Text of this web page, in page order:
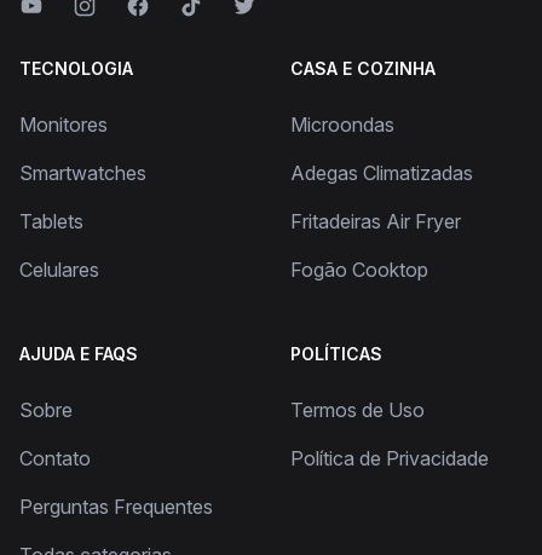
TECNOLOGIA
Monitores
Smartwatches
Tablets
Celulares
CASA E COZINHA
Microondas
Adegas Climatizadas
Fritadeiras Air Fryer
Fogão Cooktop
AJUDA E FAQS
Sobre
Contato
Perguntas Frequentes
POLÍTICAS
Termos de Uso
Política de Privacidade